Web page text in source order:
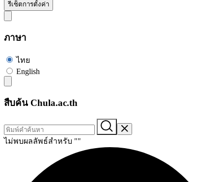
รีเซ็ตการตั้งค่า
ภาษา
ไทย
English
สืบค้น Chula.ac.th
ไม่พบผลลัพธ์สำหรับ ""